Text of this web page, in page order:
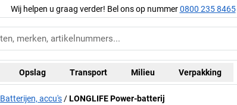
Wij helpen u graag verder! Bel ons op nummer0800 235 8465
Opslag Transport Milieu Verpakking
Batterijen, accu's LONGLIFE Power-batterij